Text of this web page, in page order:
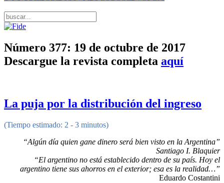
Número 377: 19 de octubre de 2017
Descargue la revista completa aquí
La puja por la distribución del ingreso
(Tiempo estimado: 2 - 3 minutos)
“Algún día quien gane dinero será bien visto en la Argentina”
Santiago I. Blaquier
“El argentino no está establecido dentro de su país. Hoy el
argentino tiene sus ahorros en el exterior; esa es la realidad…”
Eduardo Costantini